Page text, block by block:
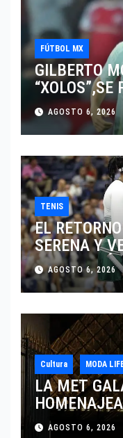
FÚTBOL MX
GILBERTO
“XOLOS”,SE
JUGAR EN
AGOSTO 6, 2026
TENIS
EL
SERENA Y
CINCINNATI
AGOSTO 6, 2026
Cultura MODA
LA MET
MARCANDO
AGOSTO 6, 2026